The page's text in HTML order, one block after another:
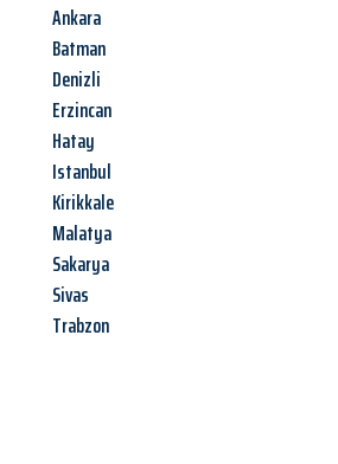
Ankara
Batman
Denizli
Erzincan
Hatay
Istanbul
Kirikkale
Malatya
Sakarya
Sivas
Trabzon